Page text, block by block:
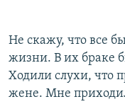
Не скажу, что все
жизни. В их браке
Ходили слухи, что
жене. Мне